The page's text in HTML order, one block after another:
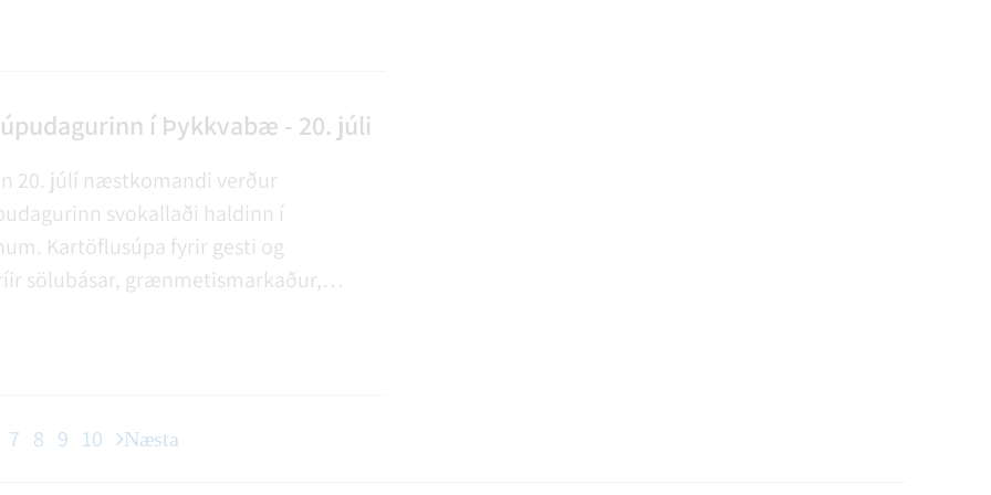
15 m og köfun í dýpsta hluta laugar.
í Þykkvabæ - 20. júli
20. júlí næstkomandi verður
svokallaði haldinn í
Kartöflusúpa fyrir gesti og
sölubásar, grænmetismarkaður,
leiktæki fyrir börnin, lestin á
7 8 9 10 Næsta